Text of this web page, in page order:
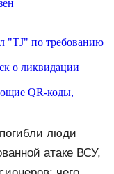
"TJ" по требованию
о ликвидации
QR-коды,
люди
атаке ВСУ,